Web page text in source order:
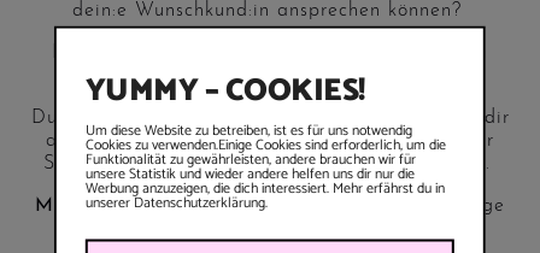
dein:e Wunschkund:in ansprechen können?
einem Werbespot präsentieren?
Du kannst natürlich auch noch weitergehen, und dir
auch Frisur und Co. ausdenken – es macht super
Spaß, sich das detailreich ausdenken zu können.
Meine Markehat natürlich rosa balayage, lockige
YUMMY – COOKIES!
Um diese Website zu betreiben, ist es für uns notwendig
Cookies zu verwenden.Einige Cookies sind erforderlich, um die
Funktionalität zu gewährleisten, andere brauchen wir für
unsere Statistik und wieder andere helfen uns dir nur die
Werbung anzuzeigen, die dich interessiert. Mehr erfährst du in
unserer Datenschutzerklärung.